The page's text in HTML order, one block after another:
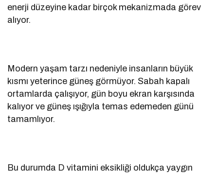
enerji düzeyine kadar birçok mekanizmada görev
alıyor.
Modern yaşam tarzı nedeniyle insanların büyük
kısmı yeterince güneş görmüyor. Sabah kapalı
ortamlarda çalışıyor, gün boyu ekran karşısında
kalıyor ve güneş ışığıyla temas edemeden günü
tamamlıyor.
Bu durumda D vitamini eksikliği oldukça yaygın